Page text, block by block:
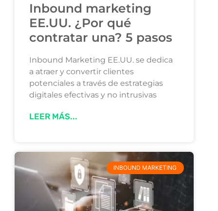
Inbound marketing
EE.UU. ¿Por qué
contratar una? 5 pasos
Inbound Marketing EE.UU. se dedica
a atraer y convertir clientes
potenciales a través de estrategias
digitales efectivas y no intrusivas
LEER MÁS...
INBOUND MARKETING